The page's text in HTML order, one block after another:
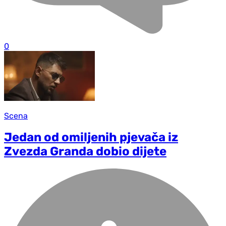
0
Scena
Jedan od omiljenih pjevača iz
Zvezda Granda dobio dijete